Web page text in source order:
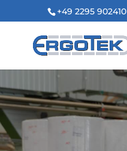
+49 2295 902410